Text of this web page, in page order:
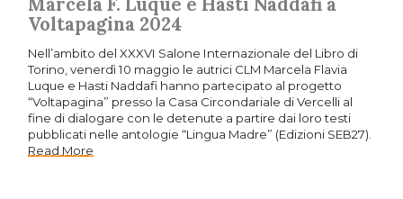
Marcela F. Luque e Hasti Naddafi a
Voltapagina 2024
Nell’ambito del XXXVI Salone Internazionale del Libro di
Torino, venerdì 10 maggio le autrici CLM Marcela Flavia
Luque e Hasti Naddafi hanno partecipato al progetto
“Voltapagina” presso la Casa Circondariale di Vercelli al
fine di dialogare con le detenute a partire dai loro testi
pubblicati nelle antologie “Lingua Madre” (Edizioni SEB27).
Read More